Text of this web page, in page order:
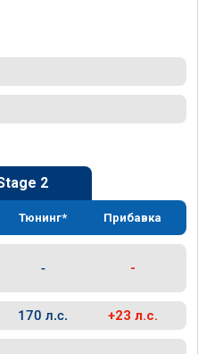
2
Тюнинг* Прибавка
- -
170 л.с. +23 л.с.